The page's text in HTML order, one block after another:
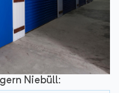
Niebüll: